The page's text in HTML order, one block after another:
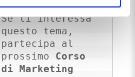
Se ti interessa
questo tema,
partecipa al
prossimo Corso
di Marketing